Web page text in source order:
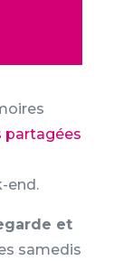
partagées
end.
et
samedis